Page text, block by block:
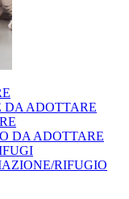
ADOTTARE
DA ADOTTARE
RIFUGIO